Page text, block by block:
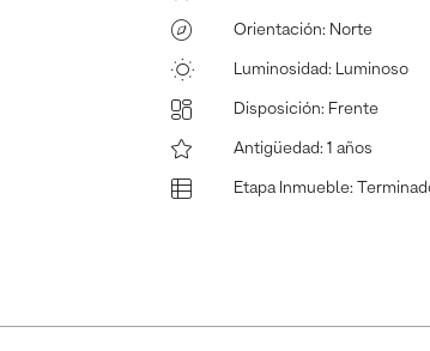
Orientación: Norte
Luminosidad: Luminoso
Disposición: Frente
Antigüedad: 1 años
Etapa Inmueble: